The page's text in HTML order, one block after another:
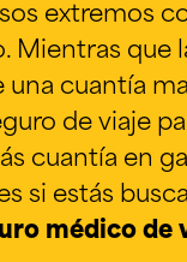
extremos
Mientras que
una cuantía
de viaje
cuantía en
si estás
médico de